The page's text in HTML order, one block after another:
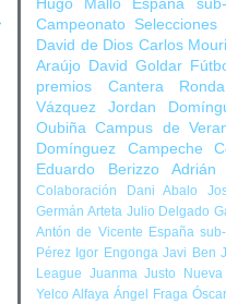
Hugo Mallo
España
Campeonato Selecciones
David de Dios Carlos
Araújo David Goldar
premios Cantera
Vázquez
Jordan
Oubiña Campus de
Domínguez
Campeche
Eduardo Berizzo
Adrián
Colaboración
Dani Abalo
Germán Arteta Julio Delgado
Antón de Vicente España
Pérez Igor Engonga Javi Ben
League Juanma Justo
Yelco Alfaya Ángel Fraga